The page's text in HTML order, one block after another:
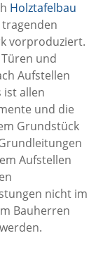
Holztafelbau
vorproduziert.
und
Aufstellen
ist allen
und die
Grundstück
Aufstellen
nicht im
Bauherren